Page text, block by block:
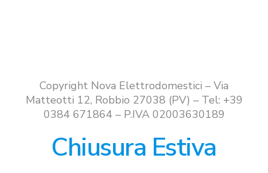
Copyright Nova Elettrodomestici – Via
Matteotti 12, Robbio 27038 (PV) – Tel: +39
0384 671864 – P.IVA 02003630189
Chiusura Estiva